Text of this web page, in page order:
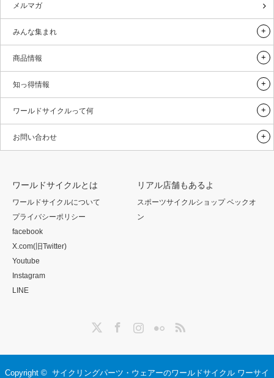
メルマガ
みんな集まれ
商品情報
知っ得情報
ワールドサイクルって何
お問い合わせ
ワールドサイクルとは
ワールドサイクルについて
プライバシーポリシー
facebook
X.com(旧Twitter)
Youtube
Instagram
LINE
リアル店舗もあるよ
スポーツサイクルショップ ベックオ
ン
InstagramFlickr RSS
Copyright © サイクリングパーツ・ウェアーのワールドサイクル ワーサイ